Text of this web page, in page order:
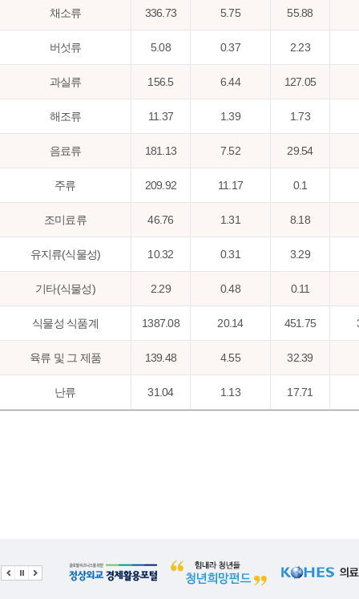
채소류 336.73 5.75 55.88
버섯류 5.08 0.37 2.23
과실류 156.5 6.44 127.05
해조류 11.37 1.39 1.73
음료류 181.13 7.52 29.54
주류 209.92 11.17 0.1
조미료류 46.76 1.31 8.18
유지류(식물성) 10.32 0.31 3.29
기타(식물성) 2.29 0.48 0.11
식물성 식품계 1387.08 20.14 451.75
육류 및 그 제품 139.48 4.55 32.39
난류 31.04 1.13 17.71
동물성 식품계 364.32 7.02 374.49